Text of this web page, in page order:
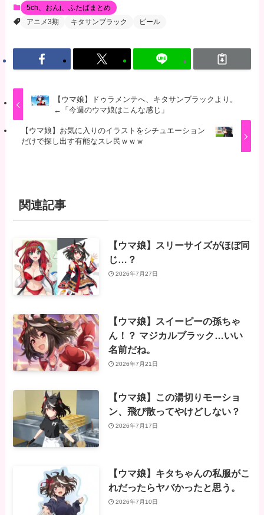
5ch、おんj、ふたばまとめ
アニメ3期
キタサンブラック ビール
【ウマ娘】ドゥラメンテへ、キタサンブラックより。
←「今週のウマ娘はこんな感じ」
【ウマ娘】お気に入りのイラストをシチュエーション
だけで探し出す有能なスレ民ｗｗｗ
関連記事
【ウマ娘】スリーサイズがほぼ同
じ…？
2026年7月27日
【ウマ娘】スイーピーの孫ちゃ
ん！？ マジカルブラック…いい
名前だね。
2026年7月21日
【ウマ娘】この湯切りモーショ
ン、飛び散ってやけどしない？
2026年7月17日
【ウマ娘】キタちゃんの私服がこ
れだったらヤバかったと思う。
2026年7月10日